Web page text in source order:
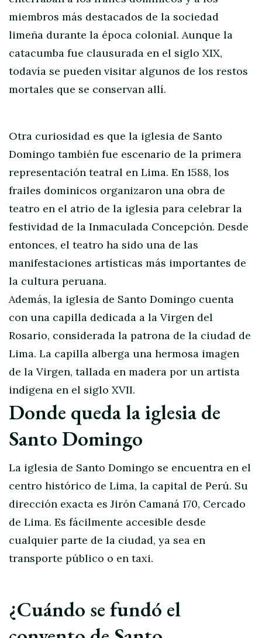
miembros más destacados de la sociedad
limeña durante la época colonial. Aunque la
catacumba fue clausurada en el siglo XIX,
todavía se pueden visitar algunos de los restos
mortales que se conservan allí.
Otra curiosidad es que la iglesia de Santo
Domingo también fue escenario de la primera
representación teatral en Lima. En 1588, los
frailes dominicos organizaron una obra de
teatro en el atrio de la iglesia para celebrar la
festividad de la Inmaculada Concepción. Desde
entonces, el teatro ha sido una de las
manifestaciones artísticas más importantes de
la cultura peruana.
Además, la iglesia de Santo Domingo cuenta
con una capilla dedicada a la Virgen del
Rosario, considerada la patrona de la ciudad de
Lima. La capilla alberga una hermosa imagen
de la Virgen, tallada en madera por un artista
indígena en el siglo XVII.
Donde queda la iglesia de
Santo Domingo
La iglesia de Santo Domingo se encuentra en el
centro histórico de Lima, la capital de Perú. Su
dirección exacta es Jirón Camaná 170, Cercado
de Lima. Es fácilmente accesible desde
cualquier parte de la ciudad, ya sea en
transporte público o en taxi.
¿Cuándo se fundó el